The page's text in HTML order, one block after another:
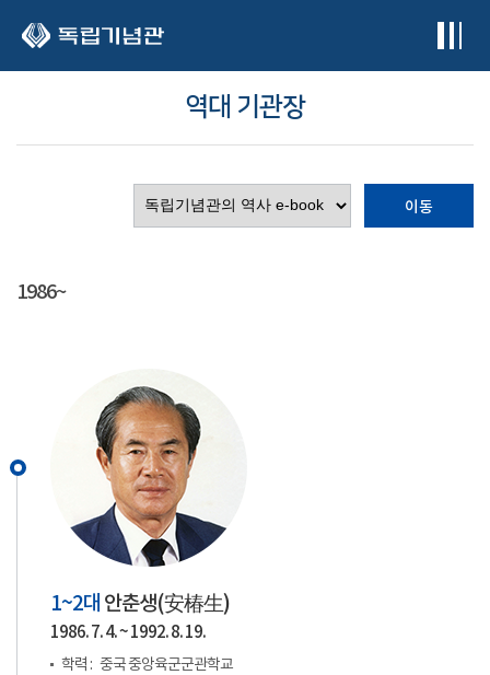
역대 기관장
이동
1986~
1~2대 안춘생(安椿生)
1986. 7. 4. ~ 1992. 8. 19.
학력 : 중국 중앙육군군관학교